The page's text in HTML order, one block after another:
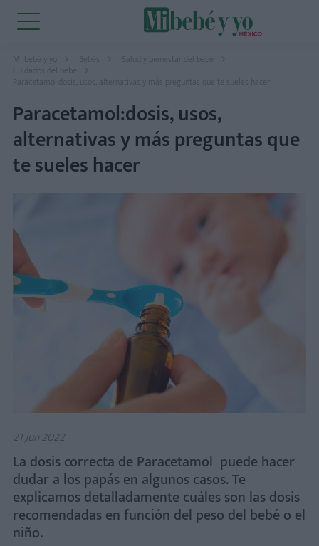
Mi bebé y yo Bebés
Salud y bienestar del bebé
Paracetamol:dosis, usos, alternativas y más preguntas que te sueles hacer
Paracetamol:dosis, usos,
alternativas y más preguntas que
te sueles hacer
21 Jun 2022
La dosis correcta de Paracetamol puede hacer
dudar a los papás en algunos casos. Te
explicamos detalladamente cuáles son las dosis
recomendadas en función del peso del bebé o el
niño.